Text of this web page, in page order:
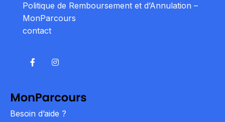
Politique de Remboursement et d’Annulation –
MonParcours
contact
Besoin d’aide ?